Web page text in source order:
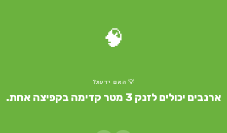
🧠
💡 האם ידעת?
ארנבים יכולים לזנק 3 מטר קדימה בקפיצה אחת.